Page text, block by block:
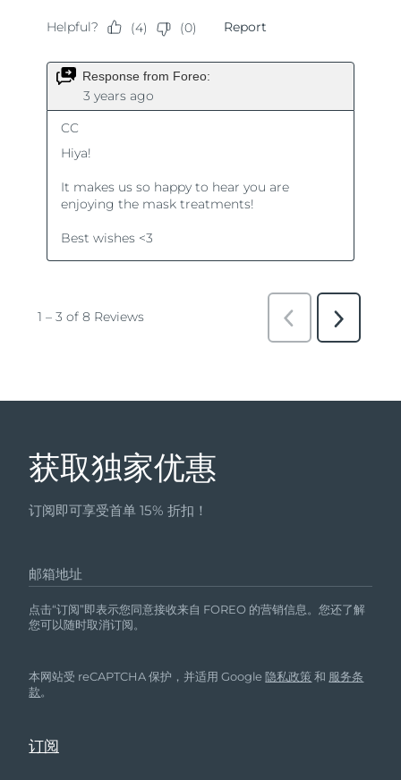
获取独家优惠
订阅即可享受首单 15% 折扣！
邮箱地址
点击“订阅”即表示您同意接收来自 FOREO 的营销信息。您还了解
您可以随时取消订阅。
本网站受 reCAPTCHA 保护，并适用 Google隐私政策 和 服务条
款。